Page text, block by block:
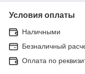
Условия оплаты
Наличными
Безналичный
Оплата по